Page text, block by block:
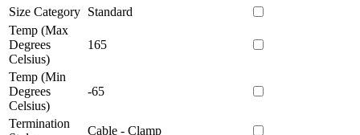
Size Category Standard
Temp (Max
Degrees
Celsius)
165
Temp (Min
Degrees
Celsius)
-65
Termination
Cable - Clamp